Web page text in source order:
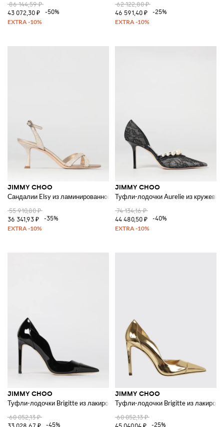
86 144,59 ₽
43 072,30 ₽
-50%
62 122,80 ₽
46 591,40 ₽
-25%
JIMMY CHOO
Сандалии Elsy из ламинированной кожи и блесток
55 910,80 ₽
36 341,93 ₽
-35%
JIMMY CHOO
Туфли-лодочки Aurelie из кружева
74 134,16 ₽
44 480,50 ₽
-40%
JIMMY CHOO
Туфли-лодочки Brigitte из лакированной кожи
60 052,13 ₽
-45%
JIMMY CHOO
Туфли-лодочки Brigitte из
60 052,13 ₽
-25%